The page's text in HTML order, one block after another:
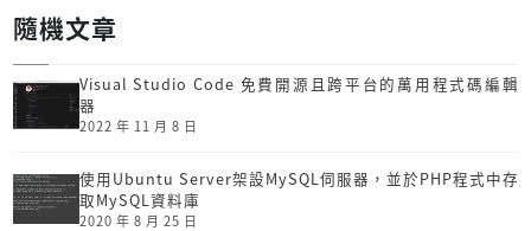
隨機文章
Visual Studio Code 免費開源且跨平台的萬用程式碼編輯
器
2022 年 11 月 8 日
使用Ubuntu Server架設MySQL伺服器，並於PHP程式中存
取MySQL資料庫
2020 年 8 月 25 日